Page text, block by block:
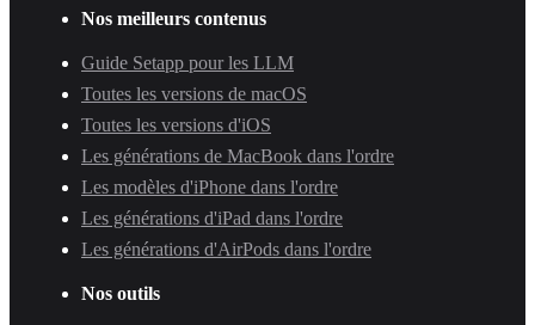
Nos meilleurs contenus
Guide Setapp pour les LLM
Toutes les versions de macOS
Toutes les versions d'iOS
Les générations de MacBook dans l'ordre
Les modèles d'iPhone dans l'ordre
Les générations d'iPad dans l'ordre
Les générations d'AirPods dans l'ordre
Nos outils